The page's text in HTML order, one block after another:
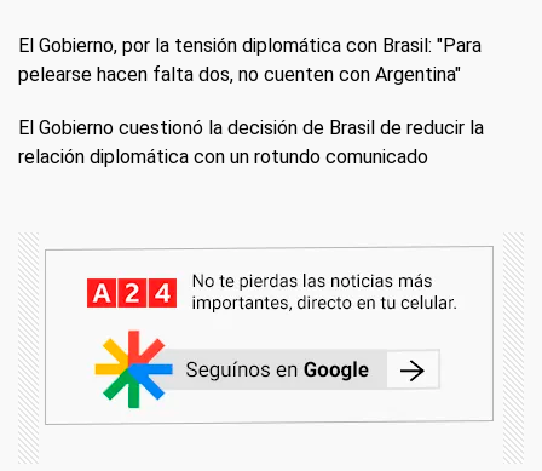
El Gobierno, por la tensión diplomática con Brasil: "Para
pelearse hacen falta dos, no cuenten con Argentina"
El Gobierno cuestionó la decisión de Brasil de reducir la
relación diplomática con un rotundo comunicado